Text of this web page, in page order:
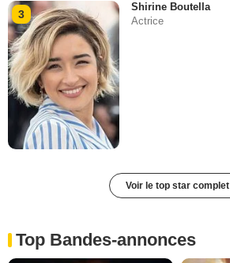
3
Shirine Boutella
Actrice
Voir le top star complet
Top Bandes-annonces